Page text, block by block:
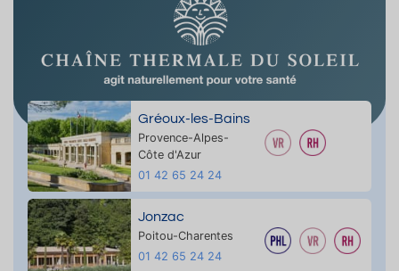
Gréoux-les-Bains
Provence-Alpes-
Côte d'Azur
01 42 65 24 24
Jonzac
Poitou-Charentes
01 42 65 24 24